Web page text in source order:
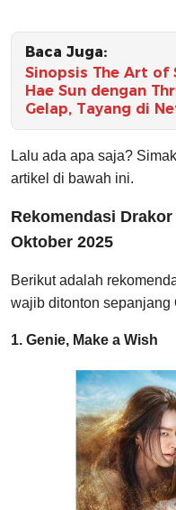
Baca Juga:
Sinopsis The Art of
Hae Sun dengan
Gelap, Tayang di
Lalu ada apa saja?
artikel di bawah ini.
Rekomendasi
Oktober 2025
Berikut adalah
wajib ditonton sepanjang
1. Genie, Make a Wish